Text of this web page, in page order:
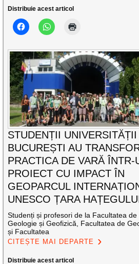
Distribuie acest articol
STUDENȚII UNIVERSITĂȚII
BUCUREȘTI AU
PRACTICA DE VARĂ ÎNTR-
PROIECT CU IMPACT ÎN
GEOPARCUL
UNESCO ȚARA
Studenți și profesori de la Facultatea de
Geologie și Geofizică, Facultatea de
și Facultatea
CITEȘTE MAI DEPARTE
Distribuie acest articol